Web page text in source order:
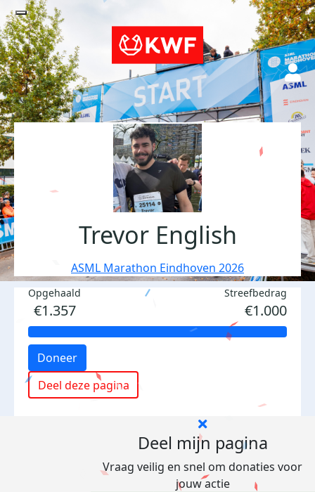
Trevor English
ASML Marathon Eindhoven 2026
Opgehaald
€1.357
Streefbedrag
€1.000
Doneer
Deel deze pagina
Deel mijn pagina
Vraag veilig en snel om donaties voor
jouw actie